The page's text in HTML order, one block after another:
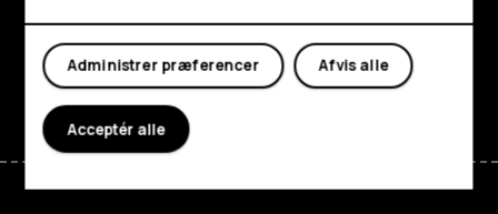
Min konto
Support
FacebookInstagram
TiktokYoutubeLinkedinDiscord
Afvis alle
Administrer præferencer
Acceptér alle